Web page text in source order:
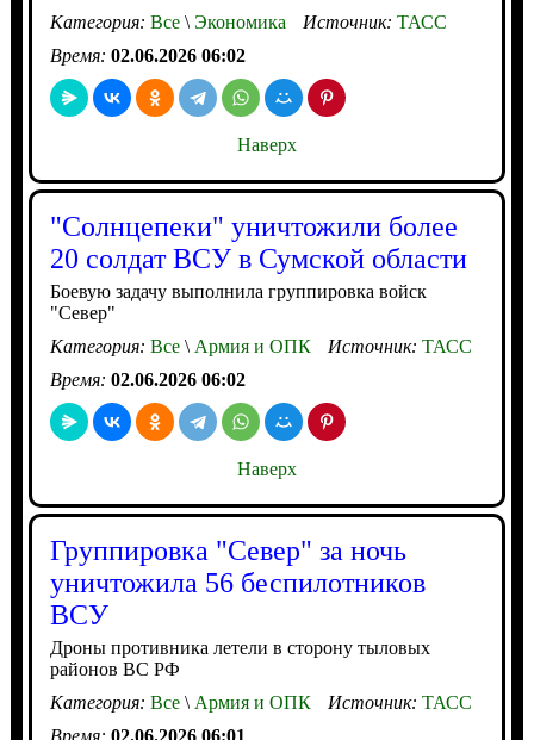
Категория: Все\Экономика Источник: ТАСС
Время: 02.06.2026 06:02
Наверх
"Солнцепеки" уничтожили более
20 солдат ВСУ в Сумской области
Боевую задачу выполнила группировка войск
"Север"
Категория: Все\Армия и ОПК Источник: ТАСС
Время: 02.06.2026 06:02
Наверх
Группировка "Север" за ночь
уничтожила 56 беспилотников
ВСУ
Дроны противника летели в сторону тыловых
районов ВС РФ
Категория: Все\Армия и ОПК Источник: ТАСС
Время: 02.06.2026 06:01